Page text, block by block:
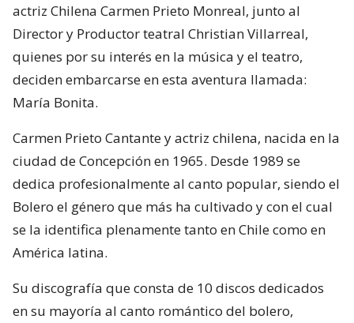
actriz Chilena Carmen Prieto Monreal, junto al
Director y Productor teatral Christian Villarreal,
quienes por su interés en la música y el teatro,
deciden embarcarse en esta aventura llamada:
María Bonita.
Carmen Prieto Cantante y actriz chilena, nacida en la
ciudad de Concepción en 1965. Desde 1989 se
dedica profesionalmente al canto popular, siendo el
Bolero el género que más ha cultivado y con el cual
se la identifica plenamente tanto en Chile como en
América latina.
Su discografía que consta de 10 discos dedicados
en su mayoría al canto romántico del bolero,